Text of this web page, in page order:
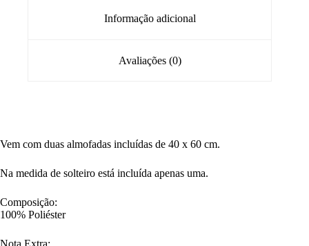
Informação adicional
Avaliações (0)
Vem com duas almofadas incluídas de 40 x 60 cm.
Na medida de solteiro está incluída apenas uma.
Composição:
100% Poliéster